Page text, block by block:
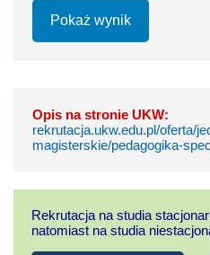
Pokaż wynik
Opis na stronie UKW:
rekrutacja.ukw.edu.pl/oferta/
magisterskie/pedagogika-
Rekrutacja na studia
natomiast na studia